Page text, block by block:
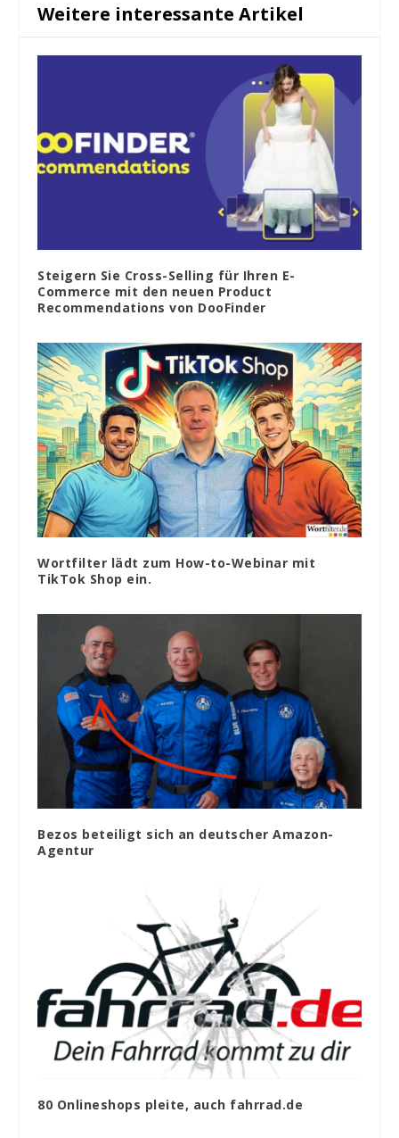
Weitere interessante Artikel
Steigern Sie Cross-Selling für Ihren E-
Commerce mit den neuen Product
Recommendations von DooFinder
Wortfilter lädt zum How-to-Webinar mit
TikTok Shop ein.
Bezos beteiligt sich an deutscher Amazon-
Agentur
80 Onlineshops pleite, auch fahrrad.de